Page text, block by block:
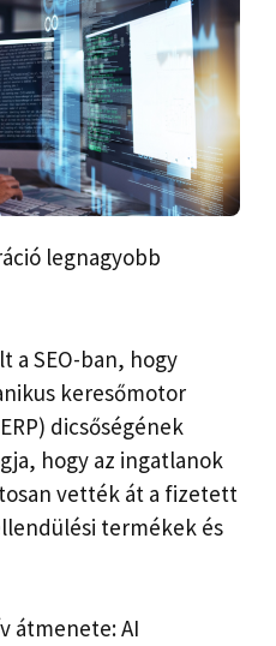
legnagyobb
a SEO-ban, hogy
keresőmotor
dicsőségének
hogy az ingatlanok
vették át a fizetett
termékek és
átmenete: AI